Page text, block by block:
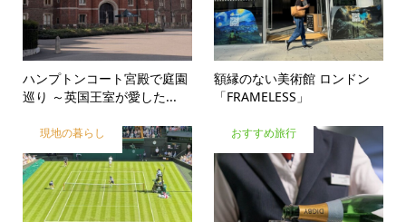
ハンプトンコート宮殿で庭園
巡り ～英国王室が愛した...
額縁のない美術館 ロンドン
「FRAMELESS」
現地の暮らし おすすめ旅行